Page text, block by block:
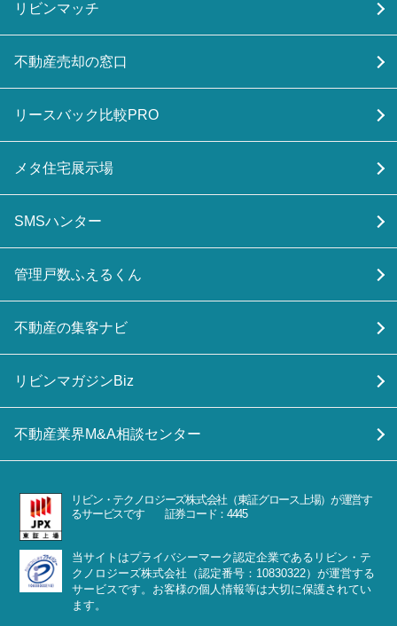
リビンマッチ
不動産売却の窓口
リースバック比較PRO
メタ住宅展示場
SMSハンター
管理戸数ふえるくん
不動産の集客ナビ
リビンマガジンBiz
不動産業界M&A相談センター
リビン・テクノロジーズ株式会社（東証グロース上場）が運営す
るサービスです 証券コード：4445
当サイトはプライバシーマーク認定企業であるリビン・テ
クノロジーズ株式会社（認定番号：10830322）が運営する
サービスです。お客様の個人情報等は大切に保護されてい
ます。